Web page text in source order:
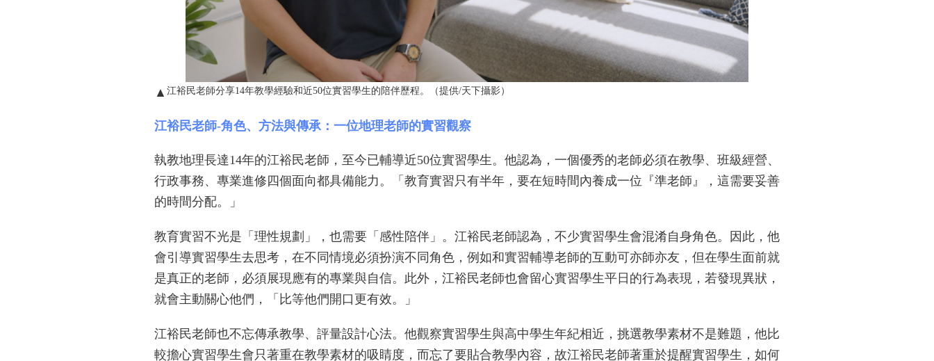
▲ 江裕民老師分享14年教學經驗和近50位實習學生的陪伴歷程。（提供/天下攝影）
江裕民老師-角色、方法與傳承：一位地理老師的實習觀察
執教地理長達14年的江裕民老師，至今已輔導近50位實習學生。他認為，一個優秀的老師必須在教學、班級經營、
行政事務、專業進修四個面向都具備能力。「教育實習只有半年，要在短時間內養成一位『準老師』，這需要妥善
的時間分配。」
教育實習不光是「理性規劃」，也需要「感性陪伴」。江裕民老師認為，不少實習學生會混淆自身角色。因此，他
會引導實習學生去思考，在不同情境必須扮演不同角色，例如和實習輔導老師的互動可亦師亦友，但在學生面前就
是真正的老師，必須展現應有的專業與自信。此外，江裕民老師也會留心實習學生平日的行為表現，若發現異狀，
就會主動關心他們，「比等他們開口更有效。」
江裕民老師也不忘傳承教學、評量設計心法。他觀察實習學生與高中學生年紀相近，挑選教學素材不是難題，他比
較擔心實習學生會只著重在教學素材的吸睛度，而忘了要貼合教學內容，故江裕民老師著重於提醒實習學生，如何